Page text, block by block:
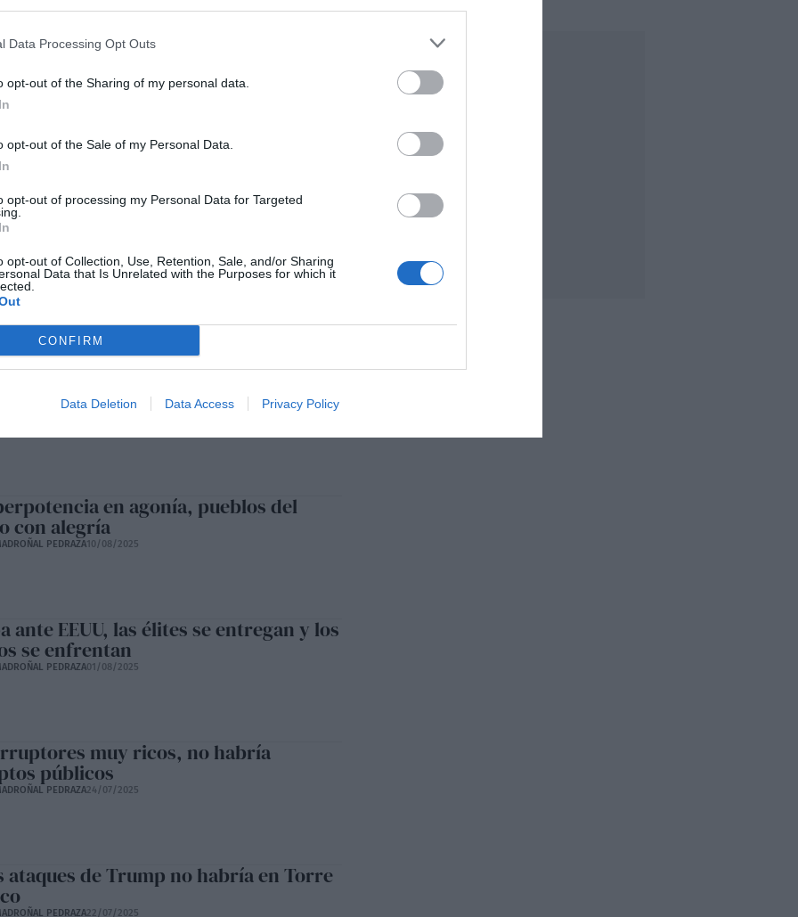
Data Processing Opt Outs
opt-out of the Sharing of my personal data.
opt-out of the Sale of my Personal Data.
opt-out of processing my Personal Data for Targeted
opt-out of Collection, Use, Retention, Sale, and/or Sharing
Data that Is Unrelated with the Purposes for which it
CONFIRM
Data Deletion Data Access Privacy Policy
son fotos o vidas quemadas
son fotos o vidas quemadas
PEDRAZA
en asistolia, vida en anomalía
PEDRAZA15/08/2025
PEDRAZA11/08/2025
en agonía, pueblos del
con alegría
PEDRAZA10/08/2025
ante EEUU, las élites se entregan y los
se enfrentan
PEDRAZA01/08/2025
muy ricos, no habría
públicos
PEDRAZA24/07/2025
ataques de Trump no habría en Torre
PEDRAZA22/07/2025